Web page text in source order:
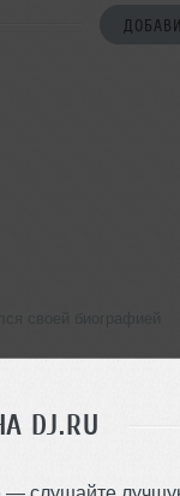
DJ.RU
— слушайте